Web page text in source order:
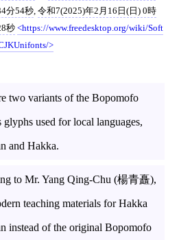
分54秒, 令和7(2025)年2月16日(日) 0時
秒
https://www.freedesktop.org/wiki/Soft
two variants of the Bopomofo
glyphs used for local languages,
and Hakka.
to Mr. Yang Qing-Chu (楊青矗),
teaching materials for Hakka
instead of the original Bopomofo